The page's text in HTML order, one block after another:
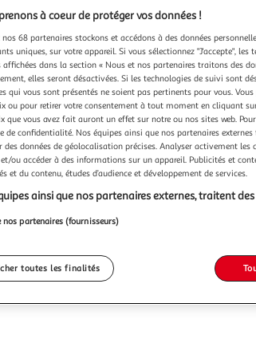
à coeur de protéger vos données !
nos 68 partenaires stockons et accédons à des données
uniques, sur votre appareil. Si vous sélectionnez "J'accepte",
dans la section « Nous et nos partenaires traitons des
elles seront désactivées. Si les technologies de suivi sont
qui vous sont présentés ne soient pas pertinents pour vous.
ou pour retirer votre consentement à tout moment en cliquant
que vous avez fait auront un effet sur notre ou nos sites web.
de confidentialité. Nos équipes ainsi que nos partenaires
des données de géolocalisation précises. Analyser activement les
ou accéder à des informations sur un appareil. Publicités et
et du contenu, études d’audience et développement de services.
ainsi que nos partenaires externes, traitent
nos partenaires (fournisseurs)
toutes les finalités